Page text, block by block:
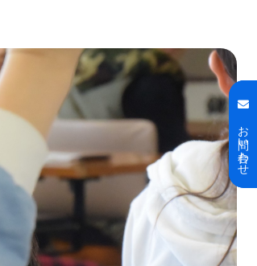
お問い合わせ
お問い合わせ